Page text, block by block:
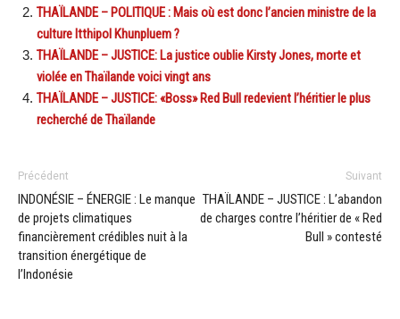
THAÏLANDE – POLITIQUE : Mais où est donc l’ancien ministre de la
culture Itthipol Khunpluem ?
THAÏLANDE – JUSTICE: La justice oublie Kirsty Jones, morte et
violée en Thaïlande voici vingt ans
THAÏLANDE – JUSTICE: «Boss» Red Bull redevient l’héritier le plus
recherché de Thaïlande
Précédent
INDONÉSIE – ÉNERGIE : Le manque
de projets climatiques
financièrement crédibles nuit à la
transition énergétique de
l’Indonésie
Suivant
THAÏLANDE – JUSTICE : L’abandon
de charges contre l’héritier de « Red
Bull » contesté